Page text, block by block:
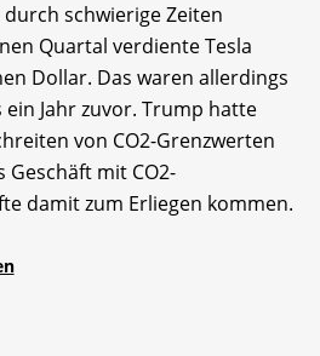
schwierige Zeiten
Quartal verdiente Tesla
Dollar. Das waren allerdings
Jahr zuvor. Trump hatte
von CO2-Grenzwerten
Geschäft mit CO2-
damit zum Erliegen kommen.